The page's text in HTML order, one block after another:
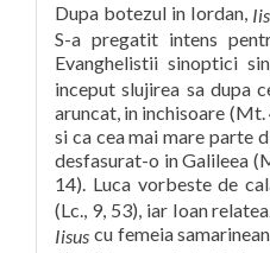
Dupa botezul in Iordan,
S-a pregatit intens
Evanghelistii sinoptici
inceput slujirea sa dupa
aruncat, in inchisoare (Mt.
si ca cea mai mare parte
desfasurat-o in Galileea
14). Luca vorbeste de
(Lc., 9, 53), iar Ioan
Iisus cu femeia